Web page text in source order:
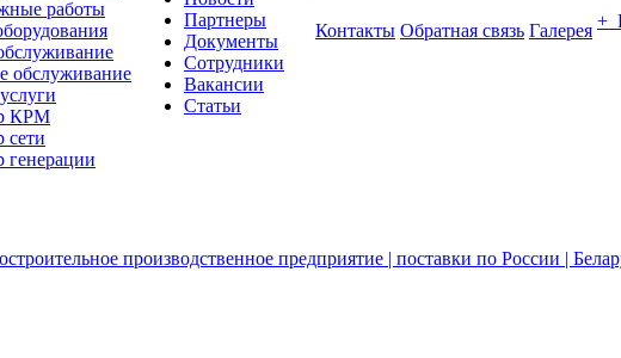
работы
обслуживание
КРМ
сети
генерации
Партнеры
Документы
Сотрудники
Вакансии
Статьи
Контакты Обратная связь Галерея +